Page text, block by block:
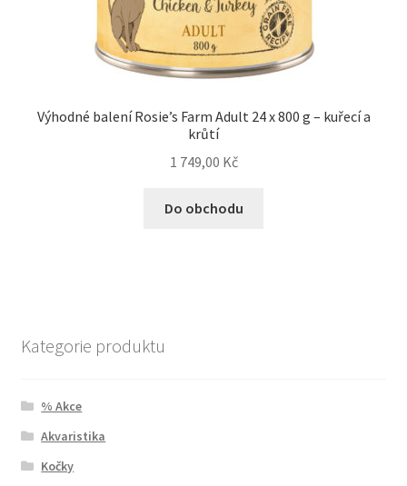
Výhodné balení Rosie’s Farm Adult 24 x 800 g – kuřecí a
krůtí
1 749,00 Kč
Do obchodu
Kategorie produktu
% Akce
Akvaristika
Kočky